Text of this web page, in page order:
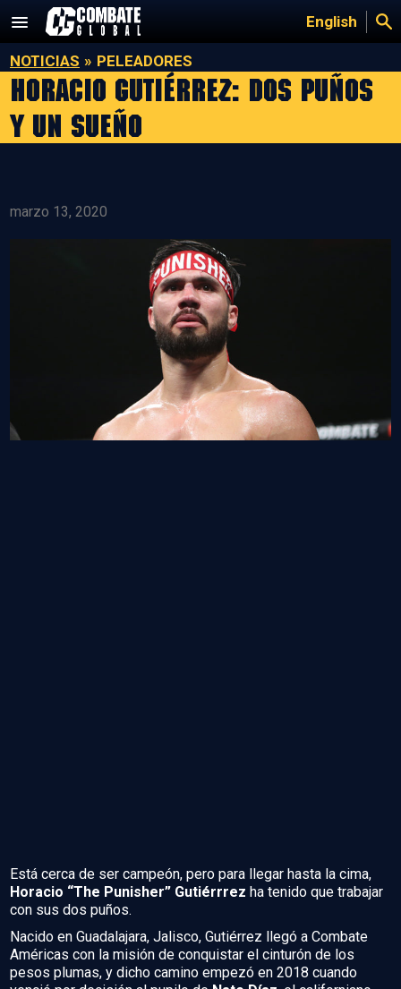
contenido
English
NOTICIAS » PELEADORES
Horacio Gutiérrez: Dos puños
y un sueño
marzo 13, 2020
Está cerca de ser campeón, pero para llegar hasta la cima,
Horacio “The Punisher” Gutiérrrez ha tenido que trabajar
con sus dos puños.
Nacido en Guadalajara, Jalisco, Gutiérrez llegó a Combate
Américas con la misión de conquistar el cinturón de los
pesos plumas, y dicho camino empezó en 2018 cuando